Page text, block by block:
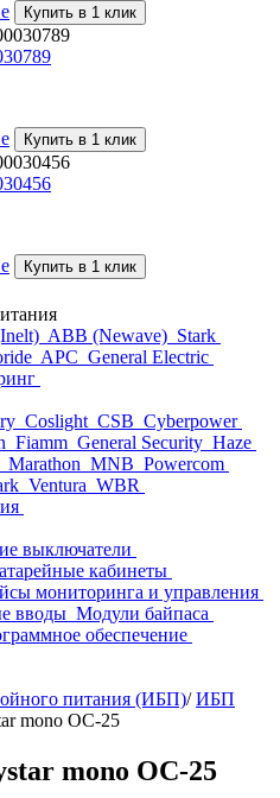
Купить в 1 клик
Купить в 1 клик
Купить в 1 клик
ABB (Newave) Stark
APC General Electric
Coslight CSB Cyberpower
Fiamm General Security Haze
Marathon MNB Powercom
Ventura WBR
выключатели
кабинеты
мониторинга и управления
вводы Модули байпаса
обеспечение
питания (ИБП)/ ИБП
mono OC-25
mono OC-25